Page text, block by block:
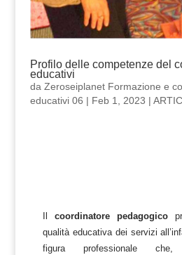
Profilo delle competenze del
educativi
da Zeroseiplanet Formazione e
educativi 06 | Feb 1, 2023 |
coordinatore pedagogico
qualità educativa dei servizi
figura professionale